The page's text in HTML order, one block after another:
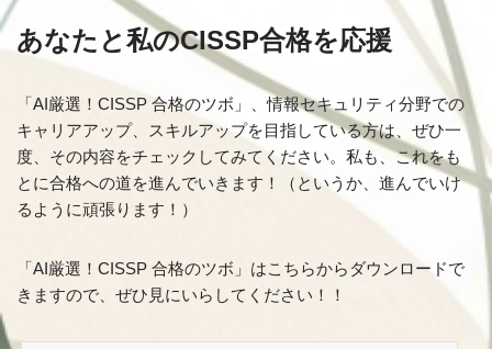
あなたと私のCISSP合格を応援
「AI厳選！CISSP 合格のツボ」、情報セキュリティ分野での
キャリアアップ、スキルアップを目指している方は、ぜひ一
度、その内容をチェックしてみてください。私も、これをも
とに合格への道を進んでいきます！（というか、進んでいけ
るように頑張ります！）
「AI厳選！CISSP 合格のツボ」はこちらからダウンロードで
きますので、ぜひ見にいらしてください！！